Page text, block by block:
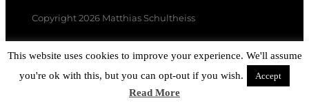
Copyright 2026 Matthias Schultheiss
This website uses cookies to improve your experience. We'll assume
you're ok with this, but you can opt-out if you wish.
Accept
Read More